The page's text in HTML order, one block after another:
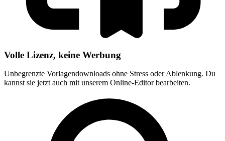
Volle Lizenz, keine Werbung
Unbegrenzte Vorlagendownloads ohne Stress oder Ablenkung. Du
kannst sie jetzt auch mit unserem Online-Editor bearbeiten.